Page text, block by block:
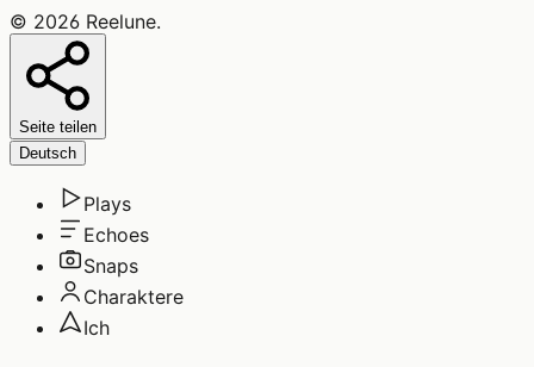
© 2026 Reelune.
Seite teilen
Deutsch
Plays
Echoes
Snaps
Charaktere
Ich